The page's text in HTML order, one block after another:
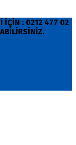
İÇİN : 0212 477 02